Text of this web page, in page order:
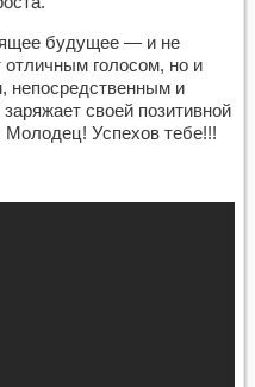
будущее — и не
отличным голосом, но и
непосредственным и
своей позитивной
Молодец! Успехов тебе!!!